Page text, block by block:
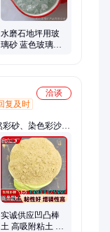
水磨石地坪用玻
璃砂 蓝色玻璃砂
洽谈
复及时
砂、染色彩沙、
、海泡石纤维、
实诚供应凹凸棒
土 高吸附粘土 工